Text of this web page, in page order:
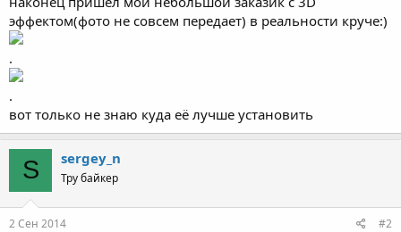
эффектом(фото не совсем передает) в реальности круче:)
.
.
вот только не знаю куда её лучше установить
S sergey_n
Тру байкер
2 Сен 2014 #2